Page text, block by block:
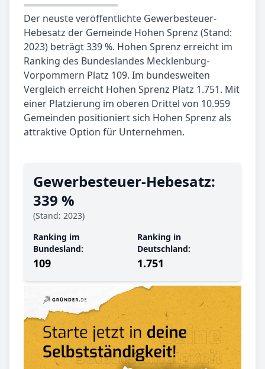
Der neuste veröffentlichte Gewerbesteuer-
Hebesatz der Gemeinde Hohen Sprenz (Stand:
2023) beträgt 339 %. Hohen Sprenz erreicht im
Ranking des Bundeslandes Mecklenburg-
Vorpommern Platz 109. Im bundesweiten
Vergleich erreicht Hohen Sprenz Platz 1.751. Mit
einer Platzierung im oberen Drittel von 10.959
Gemeinden positioniert sich Hohen Sprenz als
attraktive Option für Unternehmen.
Gewerbe­steuer-Hebe­satz:
339 %
(Stand: 2023)
Ranking im
Bundesland:
109
Ranking in
Deutschland:
1.751